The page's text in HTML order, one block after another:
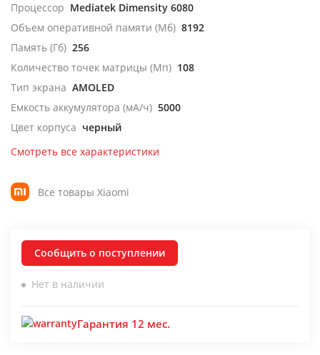
Процессор Mediatek Dimensity 6080
Объем оперативной памяти (Мб) 8192
Память (Гб) 256
Количество точек матрицы (Мп) 108
Тип экрана AMOLED
Емкость аккумулятора (мА/ч) 5000
Цвет корпуса черный
Смотреть все характеристики
Все товары Xiaomi
Сообщить о поступлении
Нет в наличии
Гарантия 12 мес.